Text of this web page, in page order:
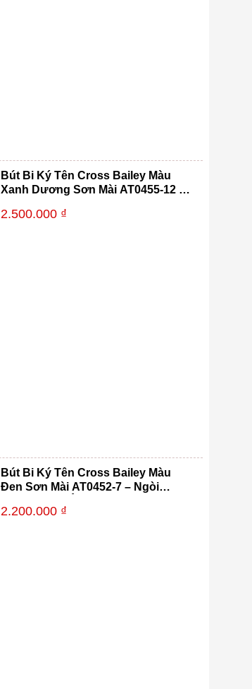
Bút Bi Ký Tên Cross Bailey Màu
Xanh Dương Sơn Mài AT0455-12 –
Thay Refill Dễ Dàng Kèm Hộp Quà
2.500.000 ₫
Bút Bi Ký Tên Cross Bailey Màu
Đen Sơn Mài AT0452-7 – Ngòi
Lợi, Thay Refill Dễ Dàng Kèm Hộp
2.200.000 ₫